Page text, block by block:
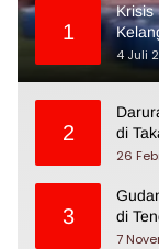
1
Krisis
4 Juli
2
di
26
3
di
7